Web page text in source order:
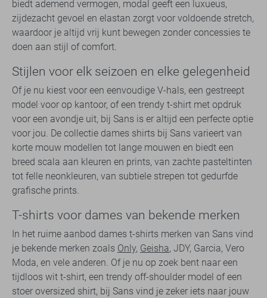
biedt ademend vermogen, modal geeft een luxueus,
zijdezacht gevoel en elastan zorgt voor voldoende stretch,
waardoor je altijd vrij kunt bewegen zonder concessies te
doen aan stijl of comfort.
Stijlen voor elk seizoen en elke gelegenheid
Of je nu kiest voor een eenvoudige V-hals, een gestreept
model voor op kantoor, of een trendy t-shirt met opdruk
voor een avondje uit, bij Sans is er altijd een perfecte optie
voor jou. De collectie dames shirts bij Sans varieert van
korte mouw modellen tot lange mouwen en biedt een
breed scala aan kleuren en prints, van zachte pasteltinten
tot felle neonkleuren, van subtiele strepen tot gedurfde
grafische prints.
T-shirts voor dames van bekende merken
In het ruime aanbod dames t-shirts merken van Sans vind
je bekende merken zoals Only, Geisha, JDY, Garcia, Vero
Moda, en vele anderen. Of je nu op zoek bent naar een
tijdloos wit t-shirt, een trendy off-shoulder model of een
stoer oversized shirt, bij Sans vind je zeker iets naar jouw